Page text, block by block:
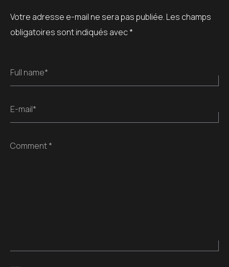
Votre adresse e-mail ne sera pas publiée. Les champs
obligatoires sont indiqués avec*
Full name*
E-mail*
Comment *